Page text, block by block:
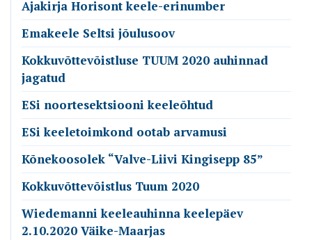
Ajakirja Horisont keele-erinumber
Emakeele Seltsi jõulusoov
Kokkuvõttevõistluse TUUM 2020 auhinnad
jagatud
ESi noortesektsiooni keeleõhtud
ESi keeletoimkond ootab arvamusi
Kõnekoosolek “Valve-Liivi Kingisepp 85”
Kokkuvõttevõistlus Tuum 2020
Wiedemanni keeleauhinna keelepäev
2.10.2020 Väike-Maarjas